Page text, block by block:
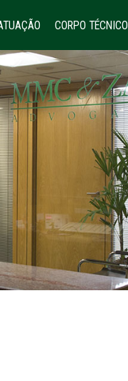
CORPO TÉCNICO